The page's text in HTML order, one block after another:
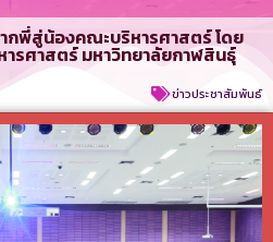
กพี่สู่น้องคณะบริหารศาสตร์ โดย
รศาสตร์ มหาวิทยาลัยกาฬสินธุ์
ข่าวประชาสัมพันธ์